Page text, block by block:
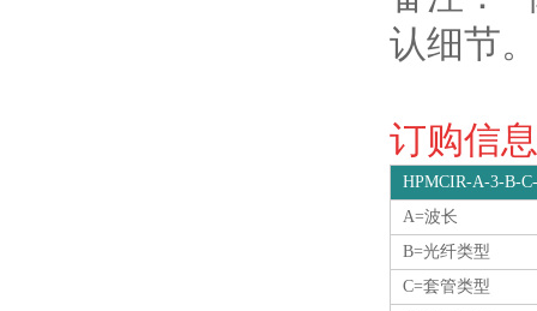
认细节
订购信
HPMCIR-A-3-B-
A=波长
B=光纤类型
C=套管类型